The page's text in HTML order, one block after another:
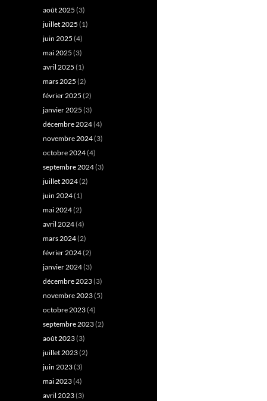
août 2025 (3)
juillet 2025 (1)
juin 2025 (4)
mai 2025 (3)
avril 2025 (1)
mars 2025 (2)
février 2025 (2)
janvier 2025 (3)
décembre 2024(4)
novembre 2024(3)
octobre 2024(4)
septembre 2024(3)
juillet 2024(2)
juin 2024(1)
mai 2024(2)
avril 2024(4)
mars 2024(2)
février 2024(2)
janvier 2024(3)
décembre 2023(3)
novembre 2023(5)
octobre 2023(4)
septembre 2023(2)
août 2023(3)
juillet 2023(2)
juin 2023(3)
mai 2023(4)
avril 2023(3)